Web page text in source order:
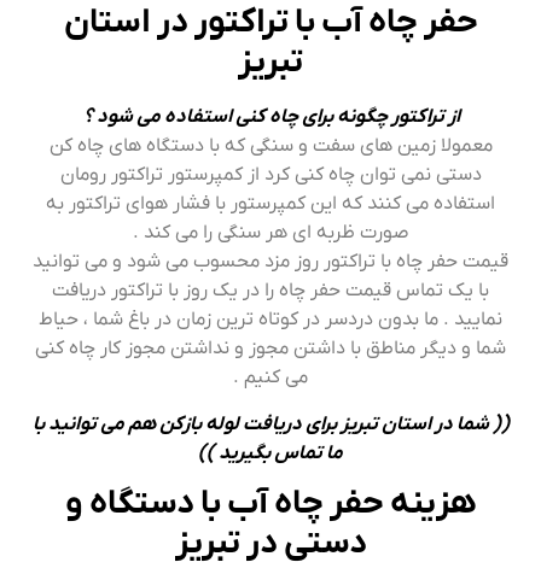
حفر چاه آب با تراکتور در استان
تبریز
از تراکتور چگونه برای چاه کنی استفاده می شود ؟
معمولا زمین های سفت و سنگی که با دستگاه های چاه کن
دستی نمی توان چاه کنی کرد از کمپرستور تراکتور رومان
استفاده می کنند که این کمپرستور با فشار هوای تراکتور به
صورت ظربه ای هر سنگی را می کند .
قیمت حفر چاه با تراکتور روز مزد محسوب می شود و می توانید
با یک تماس قیمت حفر چاه را در یک روز با تراکتور دریافت
نمایید . ما بدون دردسر در کوتاه ترین زمان در باغ شما ، حیاط
شما و دیگر مناطق با داشتن مجوز و نداشتن مجوز کار چاه کنی
می کنیم .
(( شما در استان تبریز برای دریافت لوله بازکن هم می توانید با
ما تماس بگیرید ))
هزینه حفر چاه آب با دستگاه و
دستی در تبریز